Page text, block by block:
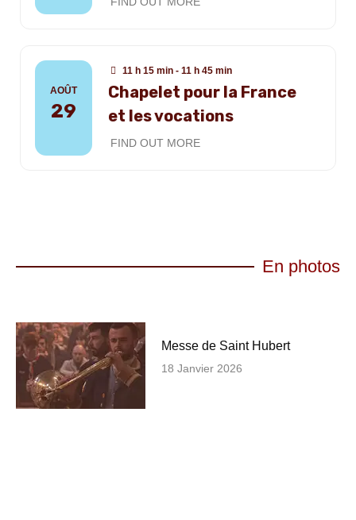
AOÛT
29
11 h 15 min - 11 h 45 min
Chapelet pour la France
et les vocations
FIND OUT MORE
En photos
Messe de Saint Hubert
18 Janvier 2026